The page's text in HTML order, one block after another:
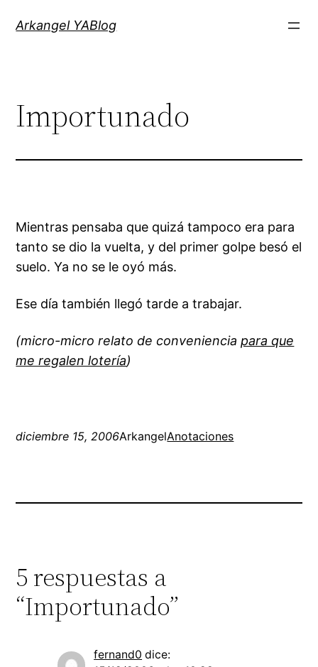
Arkangel YABlog
Importunado
Mientras pensaba que quizá tampoco era para
tanto se dio la vuelta, y del primer golpe besó el
suelo. Ya no se le oyó más.
Ese día también llegó tarde a trabajar.
(micro-micro relato de convenienciapara que
me regalen lotería)
diciembre 15, 2006ArkangelAnotaciones
5 respuestas a
“Importunado”
fernand0 dice: